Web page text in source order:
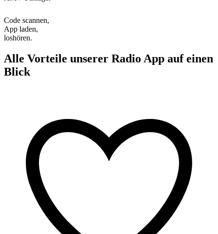
Code scannen,
App laden,
loshören.
Alle Vorteile unserer Radio App auf einen
Blick